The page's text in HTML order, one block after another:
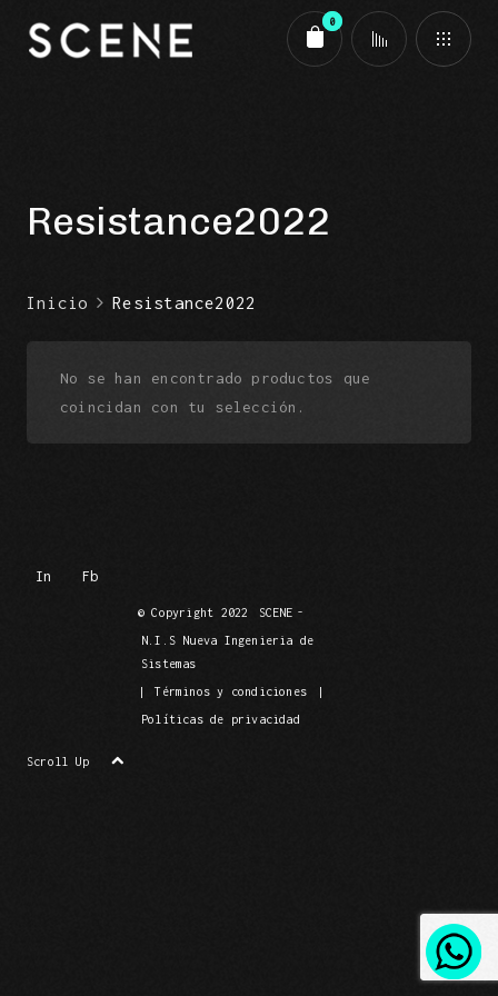
0
Resistance2022
Inicio Resistance2022
No se han encontrado productos que
coincidan con tu selección.
In Fb
© Copyright 2022 SCENE -
N.I.S Nueva Ingenieria de
Sistemas
| Términos y condiciones |
Políticas de privacidad
Scroll Up